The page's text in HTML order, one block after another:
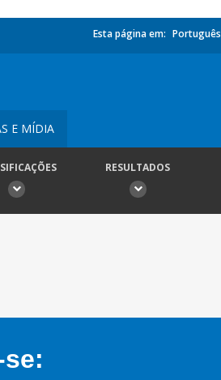
Esta página em: Português
E MÍDIA
RESULTADOS